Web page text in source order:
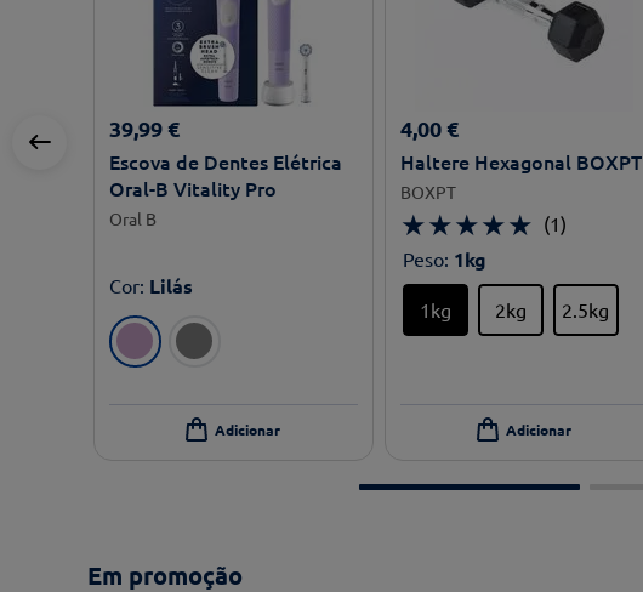
39,99 €
Escova de Dentes Elétrica
Oral-B Vitality Pro
Oral B
Cor: Lilás
4,00 €
Haltere Hexagonal BOXPT
BOXPT
★★★★★ (1)
Peso: 1kg
1kg 2kg 2.5kg
Em promoção